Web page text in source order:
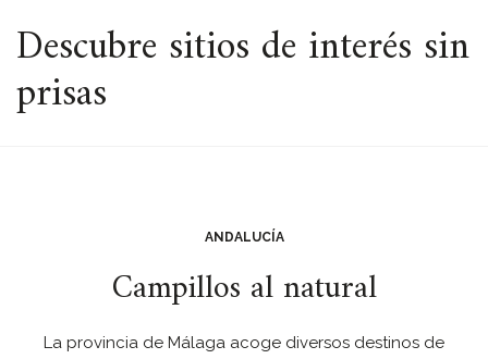
ESPACIO
Descubre sitios de interés sin
prisas
ANDALUCÍA
Campillos al natural
La provincia de Málaga acoge diversos destinos de